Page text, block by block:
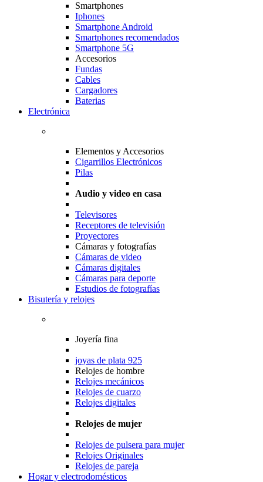
Smartphones
Iphones
Smartphone Android
Smartphones recomendados
Smartphone 5G
Accesorios
Fundas
Cables
Cargadores
Baterias
Electrónica
Elementos y Accesorios
Cigarrillos Electrónicos
Pilas
Audio y video en casa
Televisores
Receptores de televisión
Proyectores
Cámaras y fotografías
Cámaras de video
Cámaras digitales
Cámaras para deporte
Estudios de fotografías
Bisutería y relojes
Joyería fina
joyas de plata 925
Relojes de hombre
Relojes mecánicos
Relojes de cuarzo
Relojes digitales
Relojes de mujer
Relojes de pulsera para mujer
Relojes Originales
Relojes de pareja
Hogar y electrodomésticos